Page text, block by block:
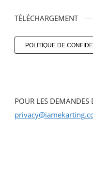
TÉLÉCHARGEMENT
POLITIQUE DE
POUR LES DEMANDES